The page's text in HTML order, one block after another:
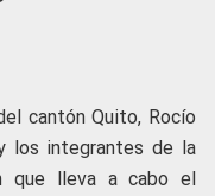
cantón Quito, Rocío
los integrantes de la
que lleva a cabo el